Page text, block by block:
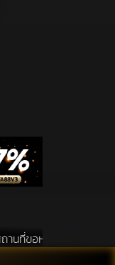
นสถานที่ ที่ได้รับ